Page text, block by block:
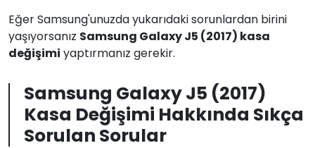
Eğer Samsung'unuzda yukarıdaki sorunlardan birini
yaşıyorsanız Samsung Galaxy J5 (2017) kasa
değişimi yaptırmanız gerekir.
Samsung Galaxy J5 (2017)
Kasa Değişimi Hakkında Sıkça
Sorulan Sorular